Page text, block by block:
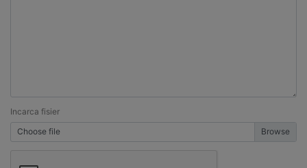
Incarca fisier
Choose file